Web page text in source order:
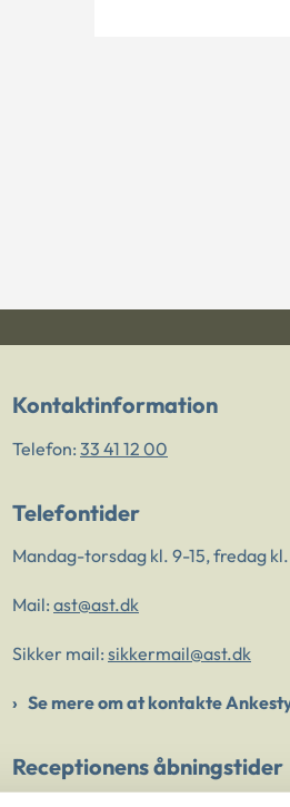
Kontaktinformation
Telefon: 33 41 12 00
Telefontider
Mandag-torsdag kl. 9-15, fredag kl.
Mail: ast@ast.dk
Sikker mail: sikkermail@ast.dk
Se mere om at kontakte
Receptionens åbningstider